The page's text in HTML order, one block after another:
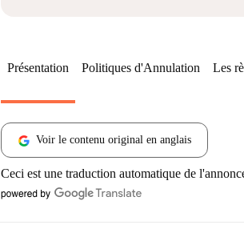
Présentation Politiques d'Annulation Les
Voir le contenu original en anglais
Ceci est une traduction automatique de